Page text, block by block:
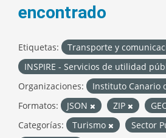
encontrado
Etiquetas:
Transporte y
INSPIRE - Servicios de utilidad
Organizaciones:
Instituto Canario
Formatos:
JSON ZIP
Categorías:
Turismo
Sector